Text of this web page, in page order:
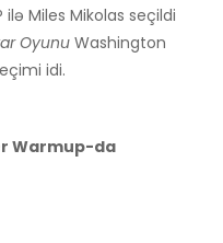
ilə Miles Mikolas seçildi
Oyunu Washington
idi.
Warmup-da